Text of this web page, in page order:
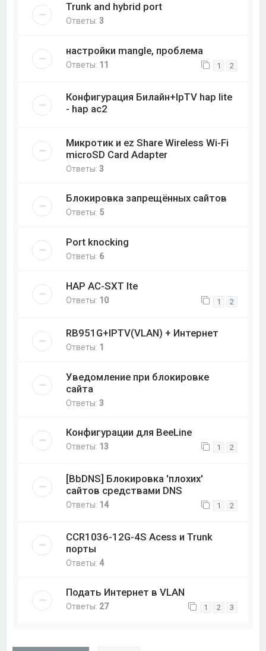
Trunk and hybrid port
Ответы:3
настройки mangle, проблема
Ответы: 11 1 2
Конфигурация Билайн+IpTV hap lite
- hap ac2
Микротик и ez Share Wireless Wi-Fi
microSD Card Adapter
Ответы:3
Блокировка запрещённых сайтов
Ответы: 5
Port knocking
Ответы: 6
HAP AC-SXT lte
Ответы: 10 1 2
RB951G+IPTV(VLAN) + Интернет
Ответы: 1
Уведомление при блокировке
сайта
Ответы:3
Конфигурации для BeeLine
Ответы: 13 1 2
[BbDNS] Блокировка 'плохих'
сайтов средствами DNS
Ответы: 14 1 2
CCR1036-12G-4S Acess и Trunk
порты
Ответы:4
Подать Интернет в VLAN
Ответы: 27 1 2 3